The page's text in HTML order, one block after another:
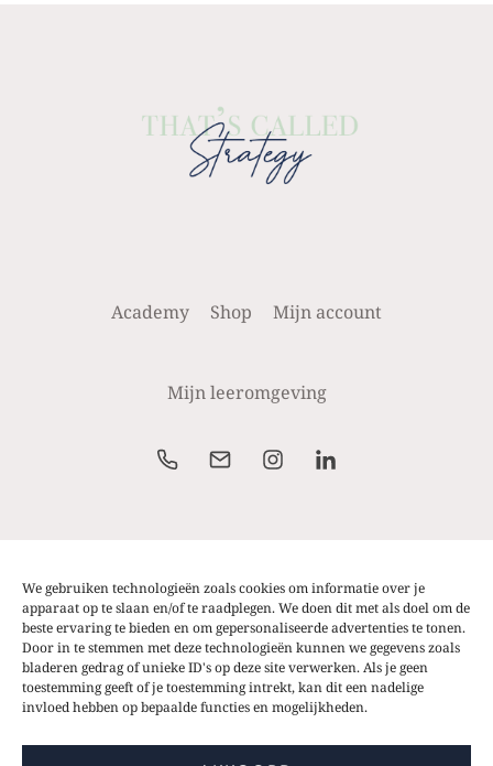
We gebruiken technologieën zoals cookies om informatie over je
apparaat op te slaan en/of te raadplegen. We doen dit met als doel om de
beste ervaring te bieden en om gepersonaliseerde advertenties te tonen.
Door in te stemmen met deze technologieën kunnen we gegevens zoals
bladeren gedrag of unieke ID's op deze site verwerken. Als je geen
toestemming geeft of je toestemming intrekt, kan dit een nadelige
invloed hebben op bepaalde functies en mogelijkheden.
Academy Shop Mijn account
Mijn leeromgeving
btw. Prijzen zijn steeds onder voorbehoud van
wijzigingen of typfouten.
voorbehouden | BTW BE 0801945421